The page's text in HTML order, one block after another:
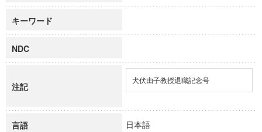
キーワード
NDC
注記
犬伏由子教授退職記念号
言語 日本語